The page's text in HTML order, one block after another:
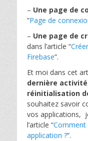
– Une page de
”Page de
– Une page de
dans l’article “
Firebase”.
Et moi dans cet
dernière
réinitialisation
souhaitez savoir
vos applications,
l’article “Comment
application ?”.